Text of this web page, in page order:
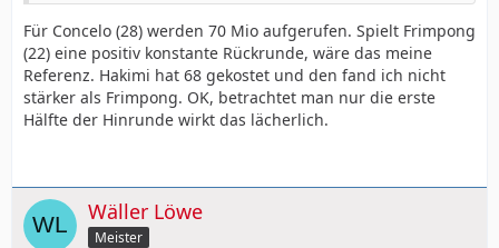
Für Concelo (28) werden 70 Mio aufgerufen. Spielt Frimpong
(22) eine positiv konstante Rückrunde, wäre das meine
Referenz. Hakimi hat 68 gekostet und den fand ich nicht
stärker als Frimpong. OK, betrachtet man nur die erste
Hälfte der Hinrunde wirkt das lächerlich.
Wäller Löwe
Meister